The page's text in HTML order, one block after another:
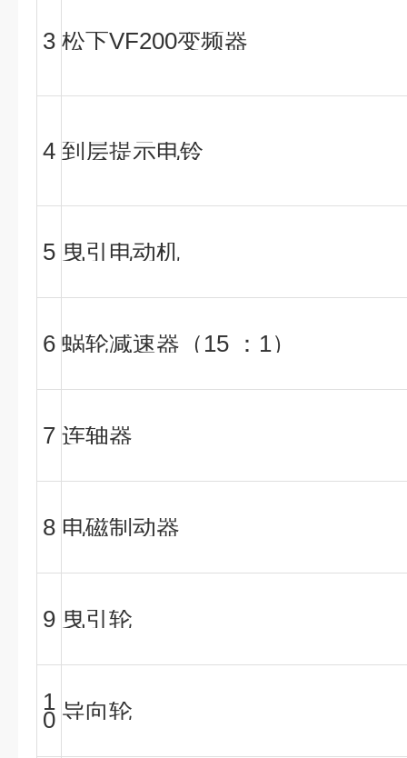
3 松下VF200变频器
4 到层提示电铃
5 曳引电动机
6 蜗轮减速器（15 ：1）
7 连轴器
8 电磁制动器
9 曳引轮
1
0 导向轮